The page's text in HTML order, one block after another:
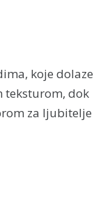
koje dolaze
teksturom, dok
za ljubitelje